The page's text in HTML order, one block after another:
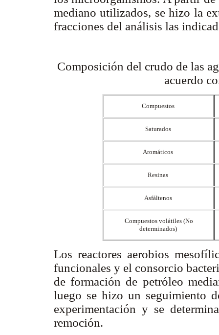
mediano utilizados, se hizo la
fracciones del análisis las
Composición del crudo de las
acuerdo
Compuestos
Saturados
Aromáticos
Resinas
Asfáltenos
Compuestos volátiles (No
determinados)
Los reactores aerobios
funcionales y el consorcio
de formación de petróleo
luego se hizo un seguimiento
experimentación y se
remoción.